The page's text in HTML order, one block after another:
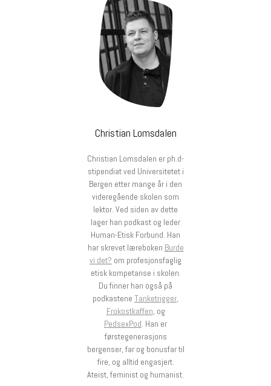
Christian Lomsdalen
Christian Lomsdalen er ph.d-
stipendiat ved Universitetet i
Bergen etter mange år i den
videregående skolen som
lektor. Ved siden av dette
lager han podkast og leder
Human-Etisk Forbund. Han
har skrevet læreboken Burde
vi det? om profesjonsfaglig
etisk kompetanse i skolen.
Du finner han også på
podkastene Tanketrigger
Frokostkaffen , og
PedsexPod . Han er
førstegenerasjons
bergenser, far og bonusfar til
fire, og alltid engasjert.
Ateist, feminist og humanist.